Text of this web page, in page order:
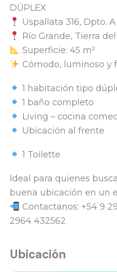
DÚPLEX
Uspallata 316, Dpto.
Río Grande, Tierra
Superficie: 45 m²
Cómodo, luminoso y
1 habitación tipo
1 baño completo
Living – cocina
Ubicación al frente
1 Toilette
Ideal para quienes
buena ubicación en un
Contactanos: +54 9
2964 432562
Ubicación